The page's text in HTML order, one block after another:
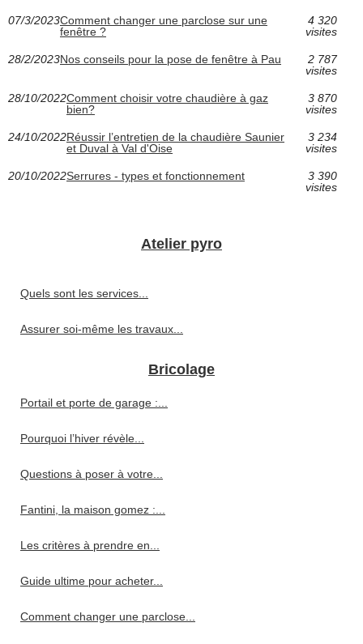
07/3/2023Comment changer une parclose sur une
fenêtre ?
4 320
visites
28/2/2023Nos conseils pour la pose de fenêtre à Pau
2 787
visites
28/10/2022Comment choisir votre chaudière à gaz
bien?
3 870
visites
24/10/2022Réussir l’entretien de la chaudière Saunier
et Duval à Val d'Oise
3 234
visites
20/10/2022Serrures - types et fonctionnement
3 390
visites
Atelier pyro
Quels sont les services...
Assurer soi-même les travaux...
Bricolage
Portail et porte de garage :...
Pourquoi l’hiver révèle...
Questions à poser à votre...
Fantini, la maison gomez :...
Les critères à prendre en...
Guide ultime pour acheter...
Comment changer une parclose...